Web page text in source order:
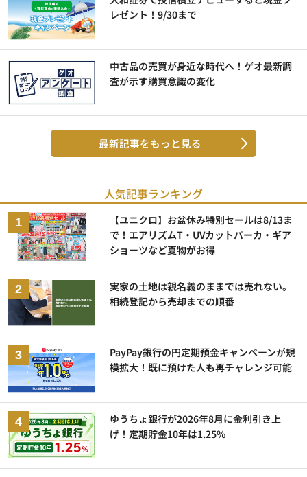
レゼント！9/30まで
中古品の売買が身近な時代へ！ゲオ最新調
査が示す購買意識の変化
最新記事をもっと見る
人気記事ランキング
【ユニクロ】お盆休み特別セールは8/13ま
で！エアリズムT・UVカットパーカ・ギア
ショーツなど夏物がお得
実家の土地は親名義のままでは売れない。
相続登記から売却までの順番
PayPay銀行の円定期預金キャンペーンが規
模拡大！既に預けた人も再チャレンジ可能
ゆうちょ銀行が2026年8月に金利引き上
げ！定期貯金10年は1.25%